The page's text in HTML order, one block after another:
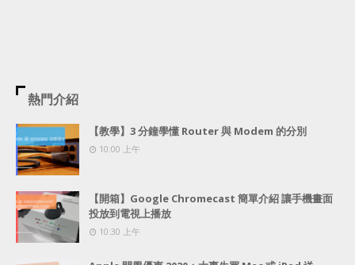
熱門介紹
【教學】3 分鐘學懂 Router 與 Modem 的分別
10:00 上午
【開箱】Google Chromecast 簡單介紹 讓手機畫面
投放到電視上播放
10:30 上午